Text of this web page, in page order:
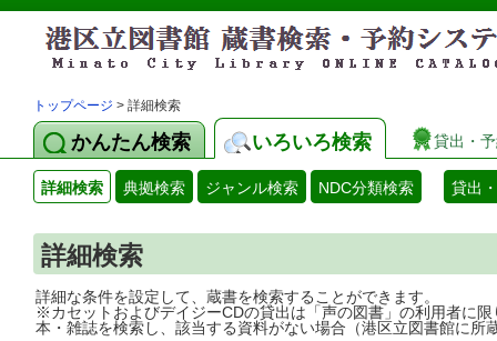
トップページ > 詳細検索
かんたん検索 いろいろ検索 貸出・
詳細検索 典拠検索 ジャンル検索 NDC分類検索 貸出
詳細検索
詳細な条件を設定して、蔵書を検索することができます。
※カセットおよびデイジーCDの貸出は「声の図書」の利用者に限
本・雑誌を検索し、該当する資料がない場合（港区立図書館に所